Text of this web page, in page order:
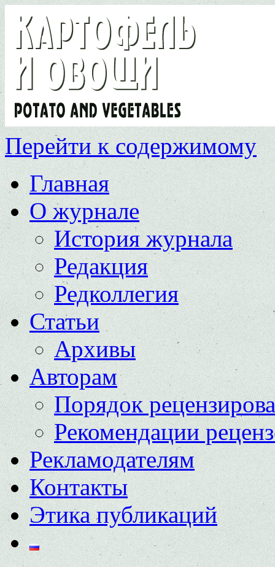
Перейти к содержимому
Главная
О журнале
История журнала
Редакция
Редколлегия
Статьи
Архивы
Авторам
Порядок
Рекомендации
Рекламодателям
Контакты
Этика публикаций